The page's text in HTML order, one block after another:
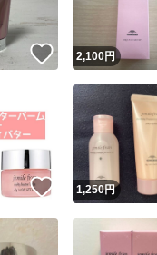
スピード＆安
スピード発送
安心発送
いいね！
2,100円
いいね！
1,250円